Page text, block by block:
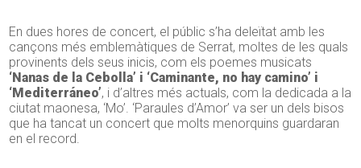
En dues hores de concert, el públic s’ha deleïtat amb les
cançons més emblemàtiques de Serrat, moltes de les quals
provinents dels seus inicis, com els poemes musicats
‘Nanas de la Cebolla’ i ‘Caminante, no hay camino’ i
‘Mediterráneo’, i d’altres més actuals, com la dedicada a la
ciutat maonesa, ‘Mo’. ‘Paraules d’Amor’ va ser un dels bisos
que ha tancat un concert que molts menorquins guardaran
en el record.